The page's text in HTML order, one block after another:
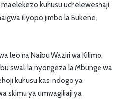
maelekezo kuhusu ucheleweshaji
iliyopo jimbo la Bukene,
leo na Naibu Waziri wa Kilimo,
swali la nyongeza la Mbunge wa
kuhusu kasi ndogo ya
skimu ya umwagiliaji ya